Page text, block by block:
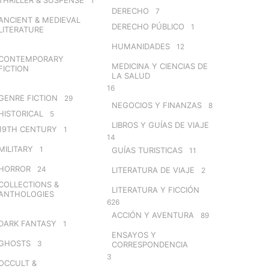
& MEDIEVAL
FICTION 29
5
CENTURY 1
1
24
&
FANTASY 1
3
&
DERECHO 7
DERECHO PÚBLICO 1
HUMANIDADES 12
MEDICINA Y CIENCIAS DE
LA SALUD
16
NEGOCIOS Y FINANZAS 8
LIBROS Y GUÍAS DE VIAJE
14
GUÍAS TURISTICAS 11
LITERATURA DE VIAJE 2
LITERATURA Y FICCIÓN
626
ACCIÓN Y AVENTURA 89
ENSAYOS Y
CORRESPONDENCIA
3